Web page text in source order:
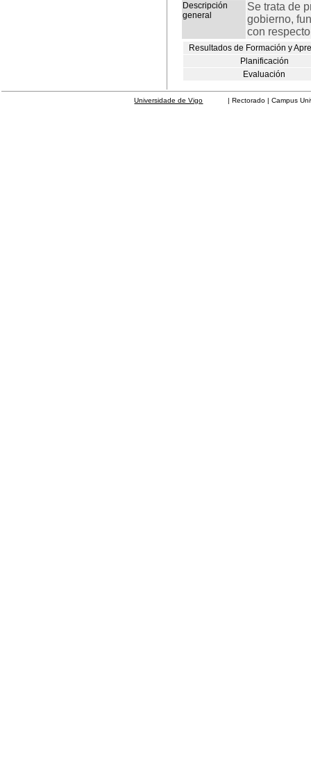
Descripción
general
Se trata de
gobierno,
con
Resultados de Formación y
Planificación
Evaluación
Universidade de Vigo | Rectorado | Campus